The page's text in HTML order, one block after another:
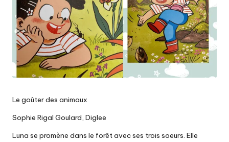
Le goûter des animaux
Sophie Rigal Goulard, Diglee
Luna se promène dans le forêt avec ses trois soeurs. Elle